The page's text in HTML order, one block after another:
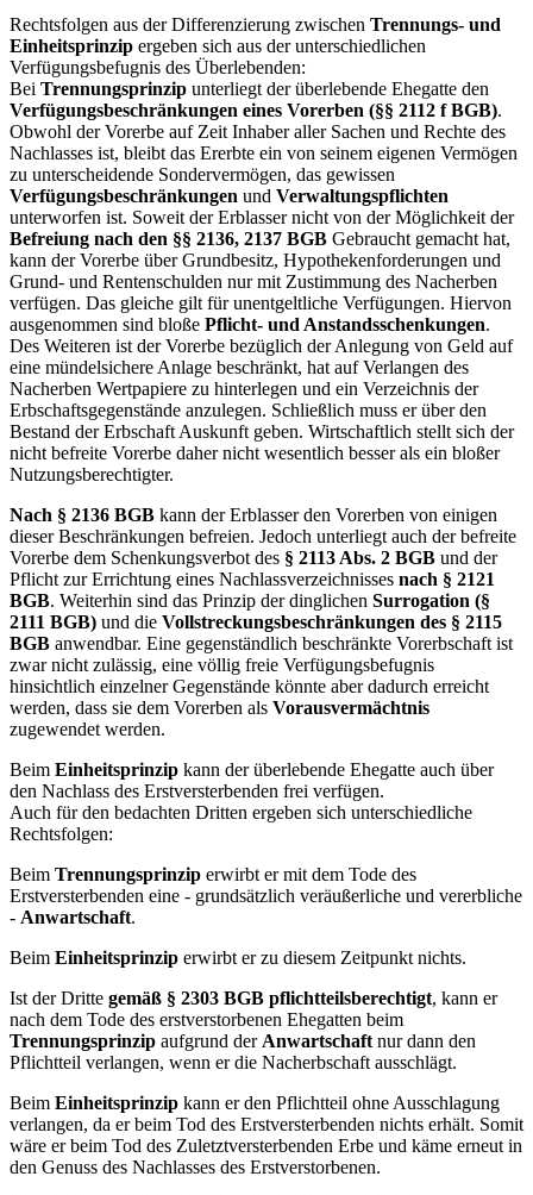
Rechtsfolgen aus der Differenzierung zwischen Trennungs- und
Einheitsprinzip ergeben sich aus der unterschiedlichen
Verfügungsbefugnis des Überlebenden:
Bei Trennungsprinzip unterliegt der überlebende Ehegatte den
Verfügungsbeschränkungen eines Vorerben (§§ 2112 f BGB).
Obwohl der Vorerbe auf Zeit Inhaber aller Sachen und Rechte des
Nachlasses ist, bleibt das Ererbte ein von seinem eigenen Vermögen
zu unterscheidende Sondervermögen, das gewissen
Verfügungsbeschränkungen und Verwaltungspflichten
unterworfen ist. Soweit der Erblasser nicht von der Möglichkeit der
Befreiung nach den §§ 2136, 2137 BGB Gebraucht gemacht hat,
kann der Vorerbe über Grundbesitz, Hypothekenforderungen und
Grund- und Rentenschulden nur mit Zustimmung des Nacherben
verfügen. Das gleiche gilt für unentgeltliche Verfügungen. Hiervon
ausgenommen sind bloße Pflicht- und Anstandsschenkungen.
Des Weiteren ist der Vorerbe bezüglich der Anlegung von Geld auf
eine mündelsichere Anlage beschränkt, hat auf Verlangen des
Nacherben Wertpapiere zu hinterlegen und ein Verzeichnis der
Erbschaftsgegenstände anzulegen. Schließlich muss er über den
Bestand der Erbschaft Auskunft geben. Wirtschaftlich stellt sich der
nicht befreite Vorerbe daher nicht wesentlich besser als ein bloßer
Nutzungsberechtigter.
Nach § 2136 BGB kann der Erblasser den Vorerben von einigen
dieser Beschränkungen befreien. Jedoch unterliegt auch der befreite
Vorerbe dem Schenkungsverbot des § 2113 Abs. 2 BGB und der
Pflicht zur Errichtung eines Nachlassverzeichnisses nach § 2121
BGB. Weiterhin sind das Prinzip der dinglichen Surrogation (§
2111 BGB) und die Vollstreckungsbeschränkungen des § 2115
BGB anwendbar. Eine gegenständlich beschränkte Vorerbschaft ist
zwar nicht zulässig, eine völlig freie Verfügungsbefugnis
hinsichtlich einzelner Gegenstände könnte aber dadurch erreicht
werden, dass sie dem Vorerben als Vorausvermächtnis
zugewendet werden.
Beim Einheitsprinzip kann der überlebende Ehegatte auch über
den Nachlass des Erstversterbenden frei verfügen.
Auch für den bedachten Dritten ergeben sich unterschiedliche
Rechtsfolgen:
Beim Trennungsprinzip erwirbt er mit dem Tode des
Erstversterbenden eine - grundsätzlich veräußerliche und vererbliche
- Anwartschaft.
Beim Einheitsprinzip erwirbt er zu diesem Zeitpunkt nichts.
Ist der Dritte gemäß § 2303 BGB pflichtteilsberechtigt, kann er
nach dem Tode des erstverstorbenen Ehegatten beim
Trennungsprinzip aufgrund der Anwartschaft nur dann den
Pflichtteil verlangen, wenn er die Nacherbschaft ausschlägt.
Beim Einheitsprinzip kann er den Pflichtteil ohne Ausschlagung
verlangen, da er beim Tod des Erstversterbenden nichts erhält. Somit
wäre er beim Tod des Zuletztversterbenden Erbe und käme erneut in
den Genuss des Nachlasses des Erstverstorbenen.